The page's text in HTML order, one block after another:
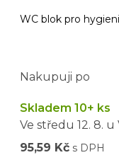
WC blok pro
Nakupuji po
Skladem 10+ ks
Ve středu 12. 8. u
95,59 Kč s DPH